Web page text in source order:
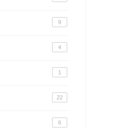
9
4
1
22
6